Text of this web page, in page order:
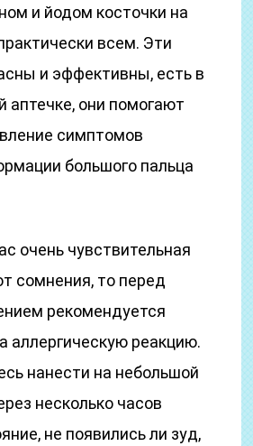
и йодом косточки на
всем. Эти
и эффективны, есть в
они помогают
симптомов
большого пальца
очень чувствительная
сомнения, то перед
рекомендуется
аллергическую реакцию.
нанести на небольшой
несколько часов
не появились ли зуд,